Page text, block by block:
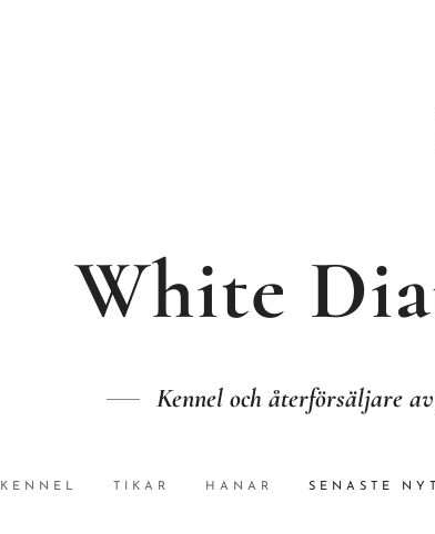
White
Kennel och återförsäljare
KENNEL TIKAR HANAR SENASTE